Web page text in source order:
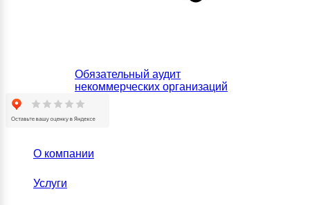
Обязательный аудит
некоммерческих организаций
О компании
Услуги